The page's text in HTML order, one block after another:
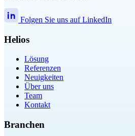
Folgen Sie uns auf LinkedIn
Helios
Lösung
Referenzen
Neuigkeiten
Über uns
Team
Kontakt
Branchen